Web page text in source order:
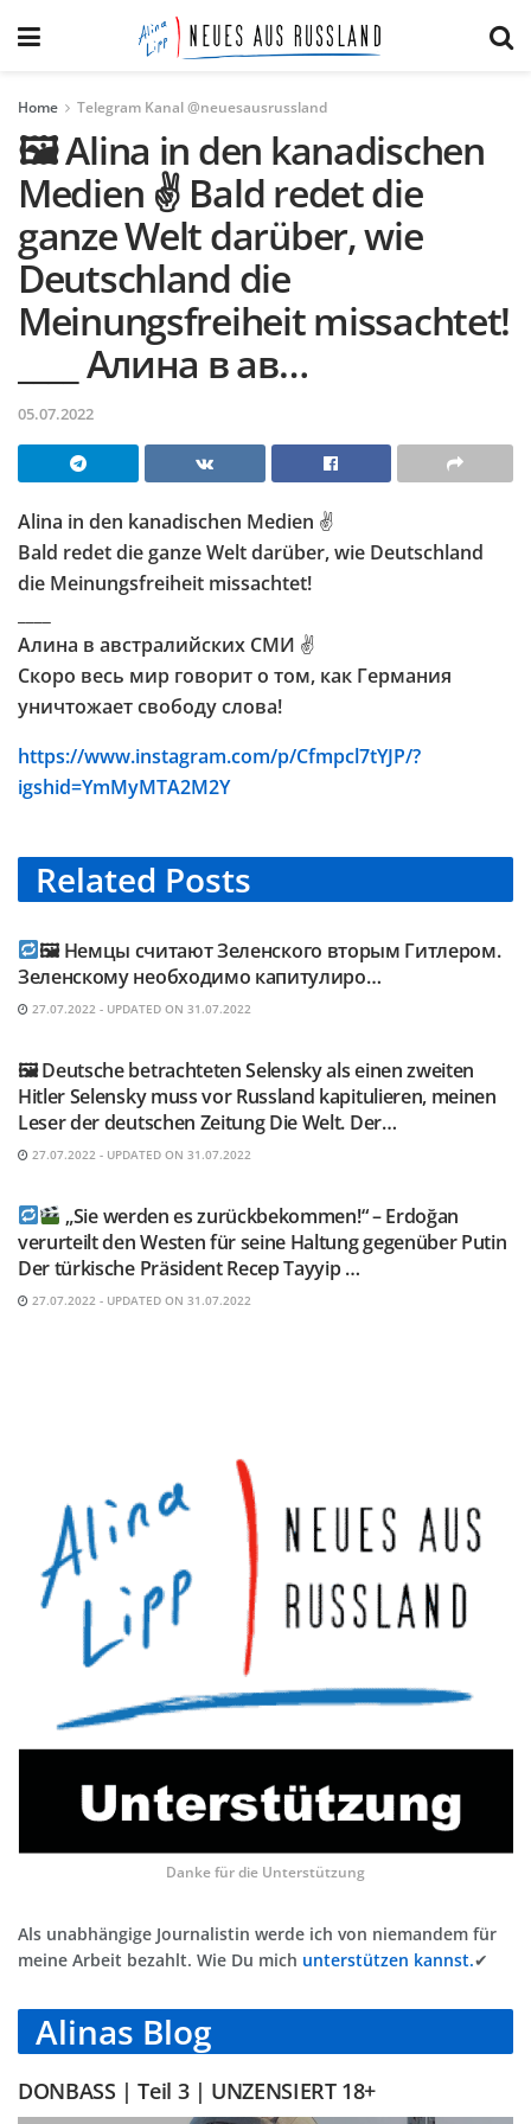
Home Telegram Kanal @neuesausrussland
🖼 Alina in den kanadischen
Medien ✌️ Bald redet die
ganze Welt darüber, wie
Deutschland die
Meinungsfreiheit missachtet!
____ Алина в ав…
05.07.2022
Alina in den kanadischen Medien ✌️
Bald redet die ganze Welt darüber, wie Deutschland
die Meinungsfreiheit missachtet!
Алина в австралийских СМИ ✌️
Скоро весь мир говорит о том, как Германия
уничтожает свободу слова!
https://www.instagram.com/p/Cfmpcl7tYJP/?
igshid=YmMyMTA2M2Y
Related Posts
TELEGRAM KANAL @NEUESAUSRUSSLAND
🖼 Немцы считают Зеленского вторым Гитлером.
Зеленскому необходимо капитулиро…
27.07.2022 - UPDATED ON 31.07.2022
🖼 Deutsche betrachteten Selensky als einen zweiten
Hitler Selensky muss vor Russland kapitulieren, meinen
Leser der deutschen Zeitung Die Welt. Der…
27.07.2022 - UPDATED ON 31.07.2022
„Sie werden es zurückbekommen!“ – Erdoğan
verurteilt den Westen für seine Haltung gegenüber Putin
Der türkische Präsident Recep Tayyip …
27.07.2022 - UPDATED ON 31.07.2022
Danke für die Unterstützung
Als unabhängige Journalistin werde ich von niemandem für
meine Arbeit bezahlt. Wie Du mich unterstützen kannst.✔
Alinas Blog
DONBASS | Teil 3 | UNZENSIERT 18+